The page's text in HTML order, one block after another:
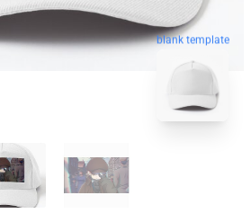
blank template